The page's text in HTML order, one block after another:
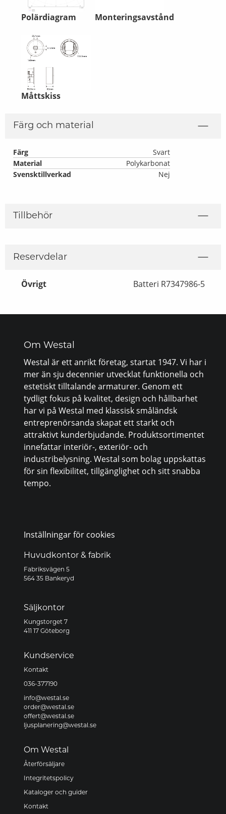
Polärdiagram Monteringsavstånd
Måttskiss
Färg och material
Färg
Svart
Material
Polykarbonat
Svensktillverkad
Nej
Tillbehör
Reservdelar
Övrigt Batteri R7347986-5
Om Westal
Westal är ett anrikt företag, startat 1947. Vi har i
mer än sju decennier utvecklat funktionella och
estetiskt tilltalande armaturer. Genom ett
tydligt fokus på kvalitet, design och hållbarhet
har vi på Westal med klassisk småländsk
entreprenörsanda skapat ett starkt och
attraktivt kunderbjudande. Produktsortimentet
innefattar interiör-, exteriör- och
industribelysning. Westal som bolag uppskattas
för sin flexibilitet, tillgänglighet och sitt snabba
tempo.
Inställningar för cookies
Huvudkontor & fabrik
Fabriksvägen 5
564 35 Bankeryd
Säljkontor
Kungstorget 7
411 17 Göteborg
Kundservice
Kontakt
036-377190
info@westal.se
order@westal.se
offert@westal.se
ljusplanering@westal.se
Om Westal
Återförsäljare
Integritetspolicy
Kataloger och guider
Kontakt